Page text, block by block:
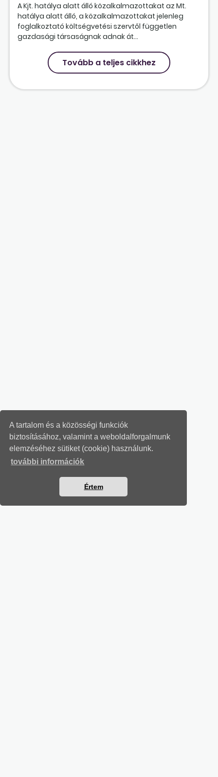
A tartalom és a közösségi funkciók
biztosításához, valamint a weboldalforgalmunk
elemzéséhez sütiket (cookie) használunk.
további információk
Értem
A Kjt. hatálya alatt álló közalkalmazottakat az Mt.
hatálya alatt álló, a közalkalmazottakat jelenleg
foglalkoztató költségvetési szervtől független
gazdasági társaságnak adnak át...
Tovább a teljes cikkhez